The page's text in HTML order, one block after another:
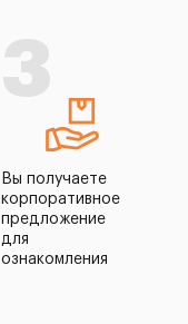
3
Вы получаете
корпоративное
предложение
для
ознакомления